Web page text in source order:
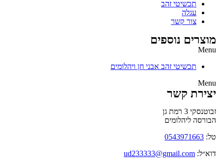
תכשיטי זהב
עגלה
צור קשר
מוצרים נוספים
Menu
תכשיטי זהב אבני חן ויהלומים
Menu
יצירת קשר
זבוטנסקי 3 רמת גן
הבורסה ליהלומים
טל: 0543971663
דוא״ל: ud233333@gmail.com